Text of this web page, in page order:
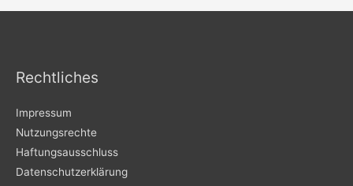
Rechtliches
Impressum
Nutzungsrechte
Haftungsausschluss
Datenschutzerklärung